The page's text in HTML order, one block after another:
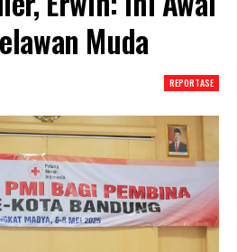
Muda
REPORTASE